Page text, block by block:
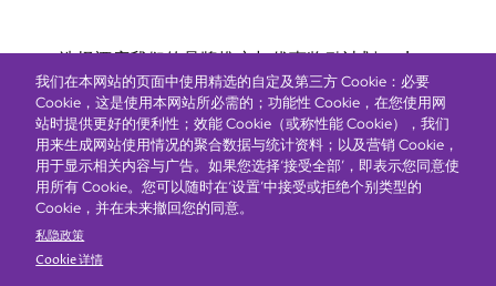
Bottom
menu
选择酒店我们的品牌推广与优惠奖励计划e-shop
管理层简介
抢先一步，掌握最新资讯！
我们在本网站的页面中使用精选的自定及第三方 Cookie：必要
Cookie，这是使用本网站所必需的；功能性 Cookie，在您使用网
站时提供更好的便利性；效能 Cookie（或称性能 Cookie），我们
用来生成网站使用情况的聚合数据与统计资料；以及营销 Cookie，
用于显示相关内容与广告。如果您选择‘接受全部’，即表示您同意使
用所有 Cookie。您可以随时在‘设置’中接受或拒绝个别类型的
Cookie，并在未来撤回您的同意。
私隐政策
Cookie 详情